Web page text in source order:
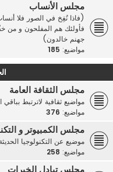
مجلس الأنساب
(فاذا نُفِخ في الصور فلا
فأولئك هم المفلحون و من
جهنم خالدون)
مواضيع: 185
مجلس الثقافة العامة
مواضيع ثقافية لاترتبط
مواضيع: 376
مجلس الكمبيوتر و
موضيع عن التكنولوجيا
مواضيع: 258
مجلس تبادل الخبرات